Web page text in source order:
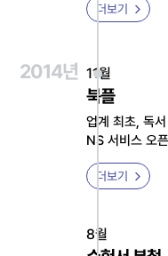
더보기
2014년 11월
북플
업계 최초, 독
NS 서비스 오
더보기
8월